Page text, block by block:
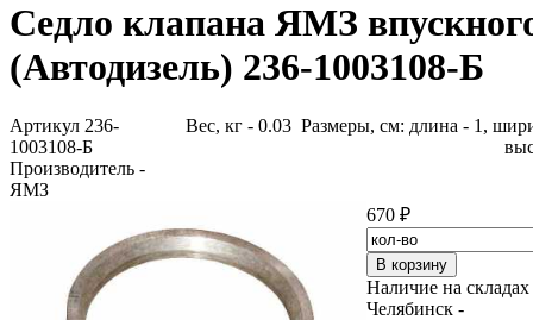
Седло клапана ЯМЗ
(Автодизель) 236-1003108-Б
Артикул 236-
1003108-Б
Производитель -
ЯМЗ
Вес, кг - 0.03 Размеры, см: длина - 1,
670 ₽
Наличие на складах
Челябинск -